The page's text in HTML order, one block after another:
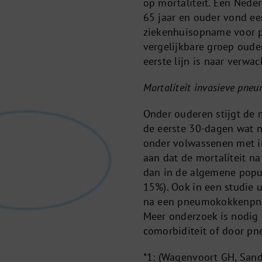
65 jaar en ouder vond
ziekenhuisopname voor
vergelijkbare groep
eerste lijn is naar
Mortaliteit invasieve
Onder ouderen stijgt de
de eerste 30-dagen wat
onder volwassenen met
aan dat de mortaliteit
dan in de algemene
15%). Ook in een
na een
Meer onderzoek is
comorbiditeit of door
*1: (Wagenvoort GH,